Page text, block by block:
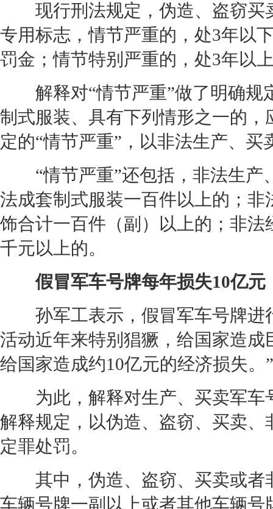
现行刑法规定，伪造、盗窃买
专用标志，情节严重的，处3年以
罚金；情节特别严重的，处3年以
解释对“情节严重”做了明确规
制式服装、具有下列情形之一的
定的“情节严重”，以非法生产、
“情节严重”还包括，非法生产
法成套制式服装一百件以上的；
饰合计一百件（副）以上的；非
千元以上的。
假冒军车号牌每年损失10亿元
孙军工表示，假冒军车号牌进
活动近年来特别猖獗，给国家造
给国家造成约10亿元的经济损失。”
为此，解释对生产、买卖军车
解释规定，以伪造、盗窃、买卖
定罪处罚。
其中，伪造、盗窃、买卖或者
车辆号牌一副以上或者其他车辆